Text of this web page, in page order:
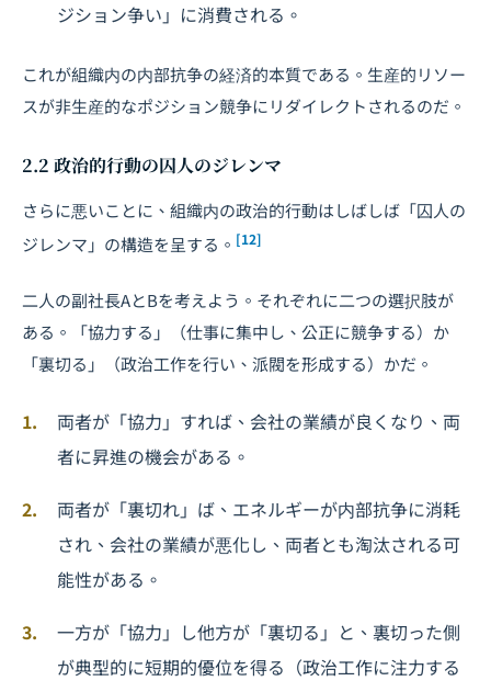
ジション争い」に消費される。
これが組織内の内部抗争の経済的本質である。生産的リソー
スが非生産的なポジション競争にリダイレクトされるのだ。
2.2 政治的行動の囚人のジレンマ
さらに悪いことに、組織内の政治的行動はしばしば「囚人の
ジレンマ」の構造を呈する。 [12]
二人の副社長AとBを考えよう。それぞれに二つの選択肢が
ある。「協力する」（仕事に集中し、公正に競争する）か
「裏切る」（政治工作を行い、派閥を形成する）かだ。
両者が「協力」すれば、会社の業績が良くなり、両
者に昇進の機会がある。
両者が「裏切れ」ば、エネルギーが内部抗争に消耗
され、会社の業績が悪化し、両者とも淘汰される可
能性がある。
一方が「協力」し他方が「裏切る」と、裏切った側
が典型的に短期的優位を得る（政治工作に注力する